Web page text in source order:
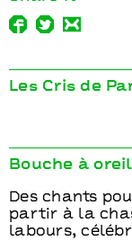
Les Cris de
Bouche à
Des chants
partir à la
labours,